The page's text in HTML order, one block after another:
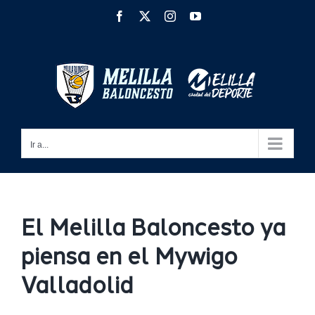
Facebook InstagramYouTube
Ir a...
El Melilla Baloncesto ya
piensa en el Mywigo
Valladolid